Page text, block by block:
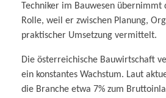
Techniker im Bauwesen
Rolle, weil er zwischen Planung,
praktischer Umsetzung vermittelt.
Die österreichische Bauwirtschaft
ein konstantes Wachstum. Laut
die Branche etwa 7% zum